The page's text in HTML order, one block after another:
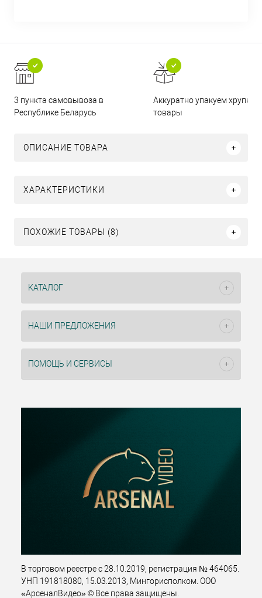
3 пункта самовывоза в
Республике Беларусь
Аккуратно упакуем хрупкие
товары
ОПИСАНИЕ ТОВАРА
ХАРАКТЕРИСТИКИ
ПОХОЖИЕ ТОВАРЫ (8)
КАТАЛОГ
НАШИ ПРЕДЛОЖЕНИЯ
ПОМОЩЬ И СЕРВИСЫ
В торговом реестре с 28.10.2019, регистрация № 464065.
УНП 191818080, 15.03.2013, Мингорисполком. ООО
«АрсеналВидео» © Все права защищены.